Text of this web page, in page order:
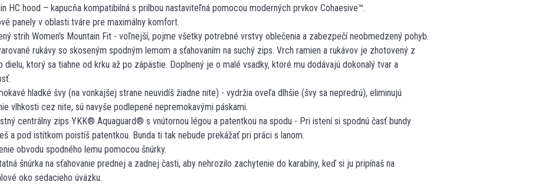
HC hood – kapucňa kompatibilná s prilbou nastaviteľná pomocou moderných prvkov Cohaesive™.
panely v oblasti tváre pre maximálny komfort.
strih Women's Mountain Fit - voľnejší, pojme všetky potrebné vrstvy oblečenia a zabezpečí neobmedzený pohyb.
rukávy so skoseným spodným lemom a sťahovaním na suchý zips. Vrch ramien a rukávov je zhotovený z
dielu, ktorý sa tiahne od krku až po zápästie. Doplnený je o malé vsadky, ktoré mu dodávajú dokonalý tvar a
hladké švy (na vonkajšej strane neuvidíš žiadne nite) - vydržia oveľa dlhšie (švy sa nepredrú), eliminujú
vlhkosti cez nite, sú navyše podlepené nepremokavými páskami.
centrálny zips YKK® Aquaguard® s vnútornou légou a patentkou na spodu - Pri istení si spodnú časť bundy
a pod istítkom poistíš patentkou. Bunda ti tak nebude prekážať pri práci s lanom.
obvodu spodného lemu pomocou šnúrky.
šnúrka na sťahovanie prednej a zadnej časti, aby nehrozilo zachytenie do karabíny, keď si ju pripínaš na
oko sedacieho úväzku.